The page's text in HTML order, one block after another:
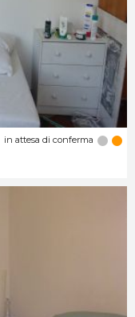
in attesa di conferma